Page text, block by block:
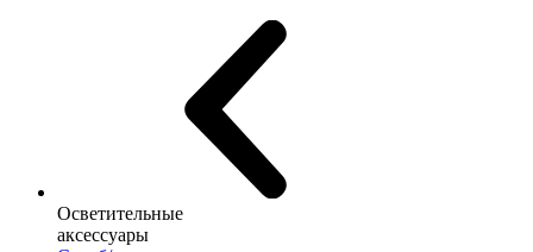
Осветительные
аксессуары